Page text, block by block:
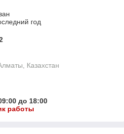
год
Казахстан
до 18:00
работы